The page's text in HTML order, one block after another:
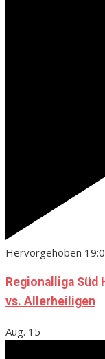
Hervorgehoben
Regionalliga
vs. Allerheiligen
Aug. 15